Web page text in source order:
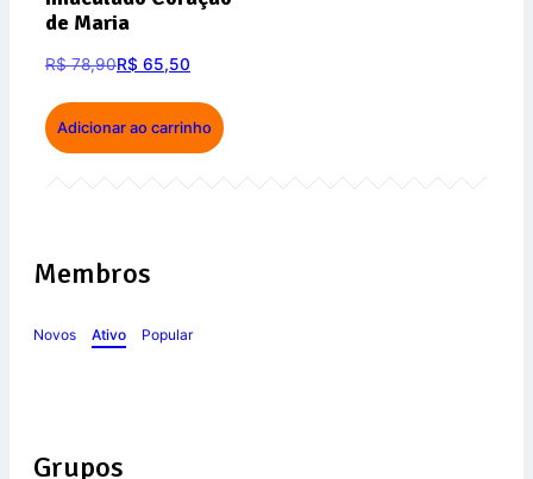
de Maria
R$78,90R$ 65,50
Adicionar ao carrinho
Membros
Novos Ativo Popular
Grupos